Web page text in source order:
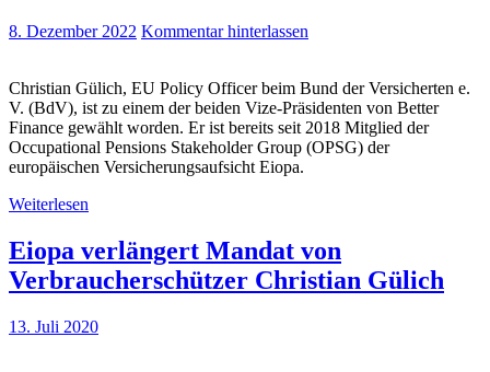
8. Dezember 2022 Kommentar hinterlassen
Christian Gülich, EU Policy Officer beim Bund der Versicherten e.
V. (BdV), ist zu einem der beiden Vize-Präsidenten von Better
Finance gewählt worden. Er ist bereits seit 2018 Mitglied der
Occupational Pensions Stakeholder Group (OPSG) der
europäischen Versicherungsaufsicht Eiopa.
Weiterlesen
Eiopa verlängert Mandat von
Verbraucherschützer Christian Gülich
13. Juli 2020